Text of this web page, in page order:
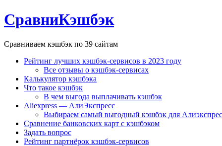
СравниКэшбэк
Сравниваем кэшбэк по 39 сайтам
Рейтинг лучших кэшбэк-сервисов в 2023 году
Все отзывы о кэшбэк-сервисах
Калькулятор кэшбэка
Что такое кэшбэк
В чем выгода выплачивать кэшбэк
Aliexpress — АлиЭкспресс
Выбираем самый выгодный кэшбэк для
Сравнение банковских карт с кэшбэком
Задать вопрос
Рейтинг партнёрок кэшбэк-сервисов